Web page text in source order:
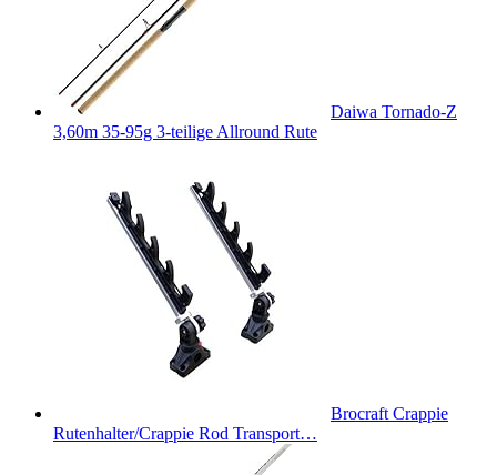
Daiwa Tornado-Z
3,60m 35-95g 3-teilige Allround Rute
Brocraft Crappie
Rutenhalter/Crappie Rod Transport…